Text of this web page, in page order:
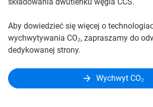
Aby dowiedzieć się więcej o
wychwytywania CO₂, zapraszamy do
dedykowanej strony.
Wychwyt CO₂